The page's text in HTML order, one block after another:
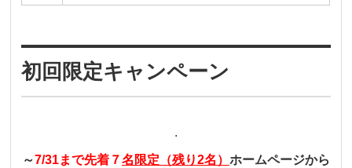
初回限定キャンペーン
.
～7/31まで先着７名限定（残り2名） ホームページから